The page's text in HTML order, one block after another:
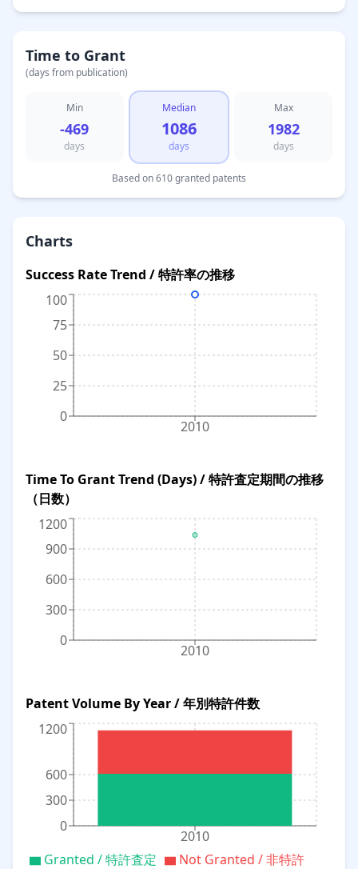
Time to Grant
(days from publication)
Min
-469
days
Median
1086
days
Max
1982
days
Based on 610 granted patents
Charts
Success Rate Trend / 特許率の推移
2010
0
25
50
75
100
Time To Grant Trend (Days) / 特許査定期間の推移
（日数）
2010
0
300
600
900
1200
Patent Volume By Year / 年別特許件数
2010
0
300
600
1200
Granted / 特許査定 Not Granted / 非特許